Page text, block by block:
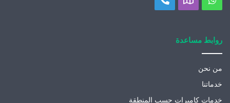
خريطةروابط مساعدة
من نحن
خدماتنا
خدمات كاميرات حسب المنطقة